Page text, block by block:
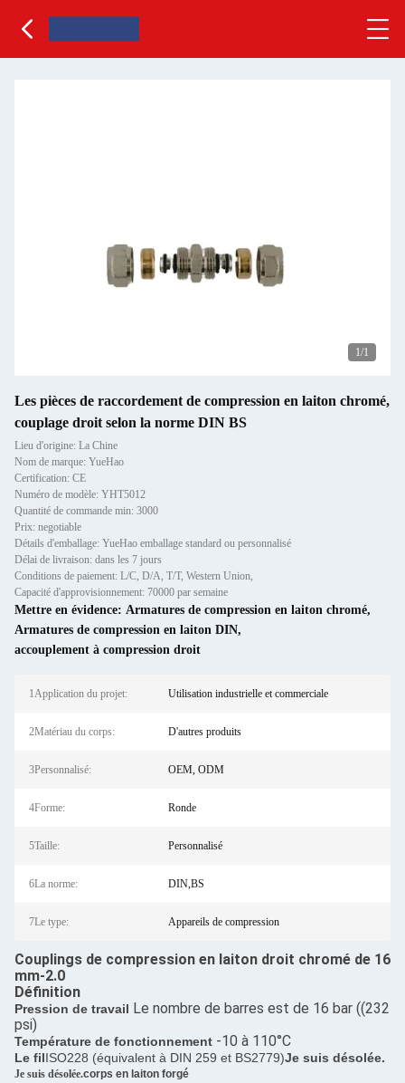
1/1
Les pièces de raccordement de compression en laiton chromé,
couplage droit selon la norme DIN BS
Lieu d'origine: La Chine
Nom de marque: YueHao
Certification: CE
Numéro de modèle: YHT5012
Quantité de commande min: 3000
Prix: negotiable
Détails d'emballage: YueHao emballage standard ou personnalisé
Délai de livraison: dans les 7 jours
Conditions de paiement: L/C, D/A, T/T, Western Union,
Capacité d'approvisionnement: 70000 par semaine
Mettre en évidence: Armatures de compression en laiton chromé,
Armatures de compression en laiton DIN,
accouplement à compression droit
1Application du projet: Utilisation industrielle et commerciale
2Matériau du corps: D'autres produits
3Personnalisé: OEM, ODM
4Forme: Ronde
5Taille: Personnalisé
6La norme: DIN,BS
7Le type: Appareils de compression
Couplings de compression en laiton droit chromé de 16
mm-2.0
Définition
Pression de travail Le nombre de barres est de 16 bar ((232
psi)
Température de fonctionnement -10 à 110°C
Le filISO228 (équivalent à DIN 259 et BS2779)Je suis désolée.
Je suis désolée.corps en laiton forgé